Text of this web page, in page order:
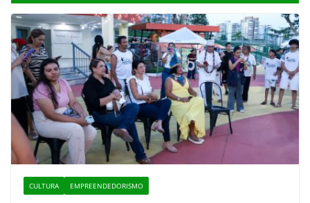
CULTURA EMPREENDEDORISMO